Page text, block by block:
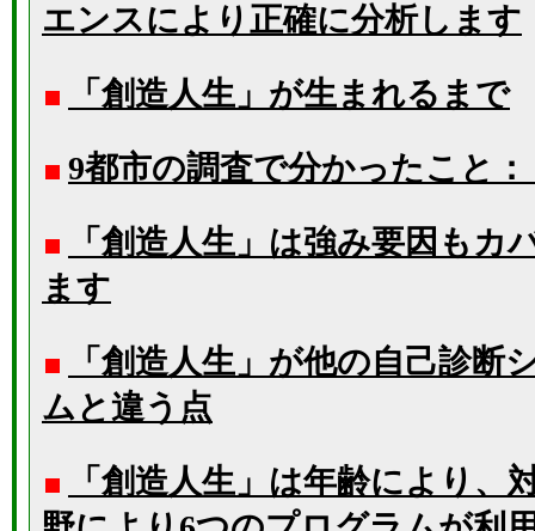
エンスにより正確に分析します
「創造人生」が生まれるまで
9都市の調査で分かったこと
「創造人生」は強み要因もカ
ます
「創造人生」が他の自己診断
ムと違う点
「創造人生」は年齢により、